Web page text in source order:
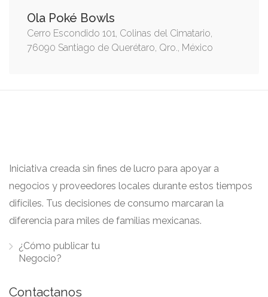
Ola Poké Bowls
Cerro Escondido 101, Colinas del Cimatario,
76090 Santiago de Querétaro, Qro., México
Iniciativa creada sin fines de lucro para apoyar a
negocios y proveedores locales durante estos tiempos
difíciles. Tus decisiones de consumo marcaran la
diferencia para miles de familias mexicanas.
¿Cómo publicar tu
Negocio?
Contactanos